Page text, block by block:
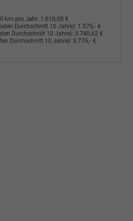
km pro Jahr: 1.618,05 €
Durchschnitt 10 Jahre): 1.575,- €
Durchschnitt 10 Jahre): 3.740,62 €
Durchschnitt 10 Jahre): 5.775,- €